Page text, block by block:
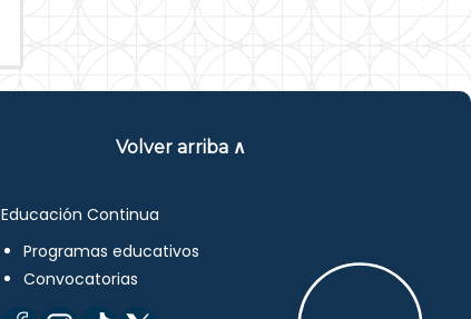
Volver arriba ∧
Educación Continua
Programas educativos
Convocatorias